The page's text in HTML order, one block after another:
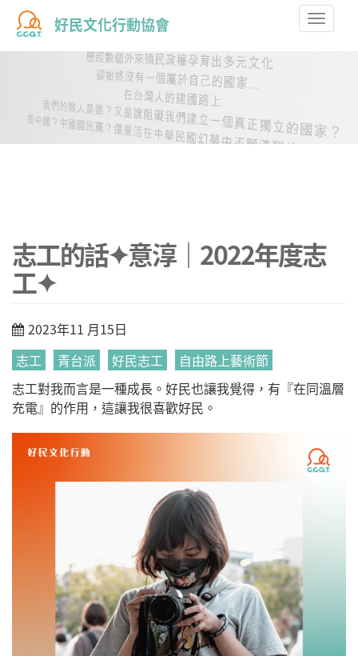
好民文化行動協會
Toggle
志工的話✦意淳｜2022年度志
工✦
2023年11 月15日
志工
青台派 好民志工
自由路上藝術節
志工對我而言是一種成長。好民也讓我覺得，有『在同溫層
充電』的作用，這讓我很喜歡好民。